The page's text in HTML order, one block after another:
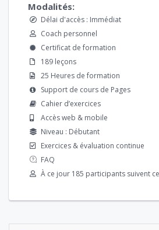
Modalités:
Délai d'accès : Immédiat
Coach personnel
Certificat de formation
189 leçons
25 Heures de formation
Support de cours de Pages
Cahier d’exercices
Accès web & mobile
Niveau : Débutant
Exercices & évaluation continue
FAQ
À ce jour 185 participants suivent